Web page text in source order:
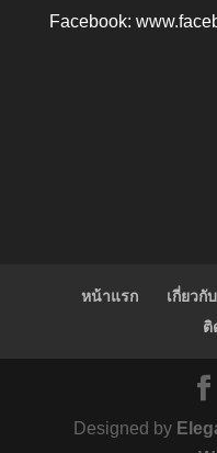
Facebook:
หน้าแรก เกี่ยวกั
ติ
Designed by